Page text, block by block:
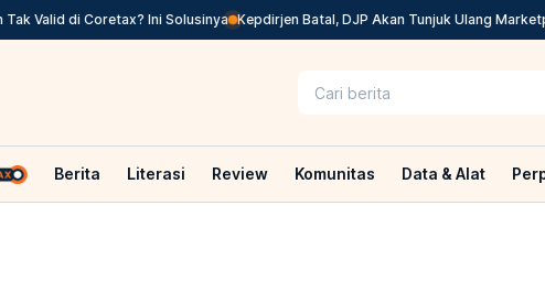
Valid di Coretax? Ini Solusinya Kepdirjen Batal, DJP Akan Tunjuk Ulang
Berita Literasi Review Komunitas Data & Alat